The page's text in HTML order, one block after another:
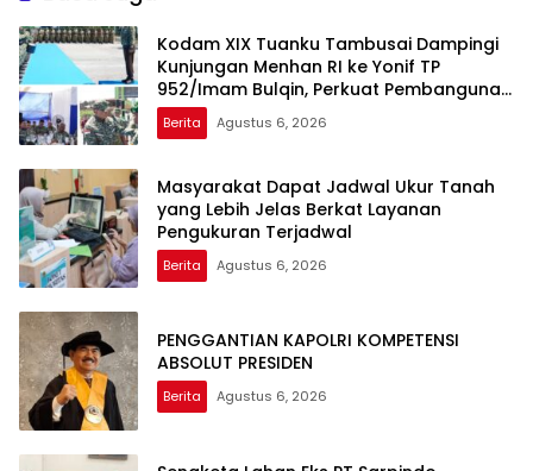
Kodam XIX Tuanku Tambusai Dampingi
Kunjungan Menhan RI ke Yonif TP
952/Imam Bulqin, Perkuat Pembangunan
Satuan
Berita Agustus 6, 2026
Masyarakat Dapat Jadwal Ukur Tanah
yang Lebih Jelas Berkat Layanan
Pengukuran Terjadwal
Berita Agustus 6, 2026
PENGGANTIAN KAPOLRI KOMPETENSI
ABSOLUT PRESIDEN
Berita Agustus 6, 2026